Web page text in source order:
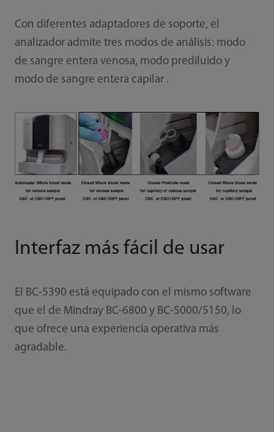
Con diferentes adaptadores de soporte, el
analizador admite tres modos de análisis: modo
de sangre entera venosa, modo prediluido y
modo de sangre entera capilar .
Interfaz más fácil de usar
El BC-5390 está equipado con el mismo software
que el de Mindray BC-6800 y BC-5000/5150, lo
que ofrece una experiencia operativa más
agradable.